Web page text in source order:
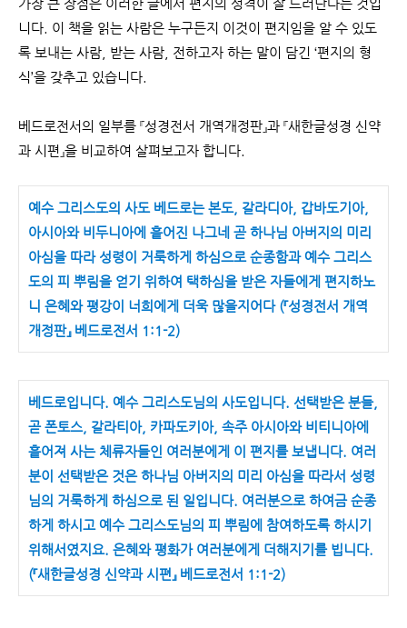
가장 큰 장점은 이러한 글에서 편지의 성격이 잘 드러난다는 것입
니다. 이 책을 읽는 사람은 누구든지 이것이 편지임을 알 수 있도
록 보내는 사람, 받는 사람, 전하고자 하는 말이 담긴 ‘편지의 형
식’을 갖추고 있습니다.
베드로전서의 일부를 『성경전서 개역개정판』과 『새한글성경 신약
과 시편』을 비교하여 살펴보고자 합니다.
예수 그리스도의 사도 베드로는 본도, 갈라디아, 갑바도기아,
아시아와 비두니아에 흩어진 나그네 곧 하나님 아버지의 미리
아심을 따라 성령이 거룩하게 하심으로 순종함과 예수 그리스
도의 피 뿌림을 얻기 위하여 택하심을 받은 자들에게 편지하노
니 은혜와 평강이 너희에게 더욱 많을지어다 (『성경전서 개역
개정판』 베드로전서 1:1-2)
베드로입니다. 예수 그리스도님의 사도입니다. 선택받은 분들,
곧 폰토스, 갈라티아, 카파도키아, 속주 아시아와 비티니아에
흩어져 사는 체류자들인 여러분에게 이 편지를 보냅니다. 여러
분이 선택받은 것은 하나님 아버지의 미리 아심을 따라서 성령
님의 거룩하게 하심으로 된 일입니다. 여러분으로 하여금 순종
하게 하시고 예수 그리스도님의 피 뿌림에 참여하도록 하시기
위해서였지요. 은혜와 평화가 여러분에게 더해지기를 빕니다.
(『새한글성경 신약과 시편』 베드로전서 1:1-2)